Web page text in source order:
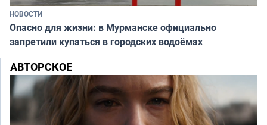
НОВОСТИ
Опасно для жизни: в Мурманске официально
запретили купаться в городских водоёмах
АВТОРСКОЕ